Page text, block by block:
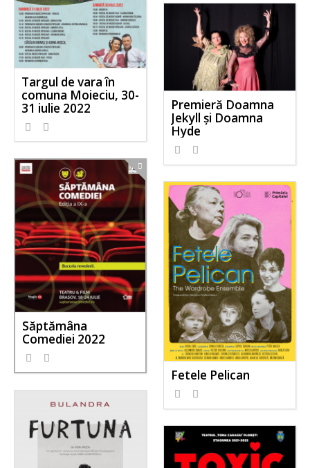
Targul de vara în
comuna Moieciu, 30-
31 iulie 2022
Premieră Doamna
Jekyll și Doamna
Hyde
Săptămâna
Comediei 2022
Fetele Pelican